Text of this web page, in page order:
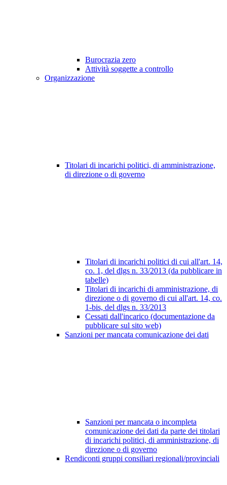
Burocrazia zero
Attività soggette a controllo
Organizzazione
Titolari di incarichi politici, di amministrazione,
di direzione o di governo
Titolari di incarichi politici di cui all'art. 14,
co. 1, del dlgs n. 33/2013 (da pubblicare in
tabelle)
Titolari di incarichi di amministrazione, di
direzione o di governo di cui all'art. 14, co.
1-bis, del dlgs n. 33/2013
Cessati dall'incarico (documentazione da
pubblicare sul sito web)
Sanzioni per mancata comunicazione dei dati
Sanzioni per mancata o incompleta
comunicazione dei dati da parte dei titolari
di incarichi politici, di amministrazione, di
direzione o di governo
Rendiconti gruppi consiliari regionali/provinciali